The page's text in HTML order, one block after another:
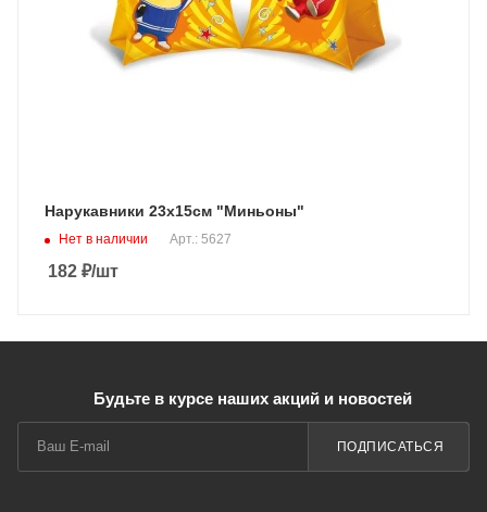
Нарукавники 23х15см "Миньоны"
Нет в наличии Арт.: 5627
182 ₽/шт
Будьте в курсе наших акций и новостей
ПОДПИСАТЬСЯ